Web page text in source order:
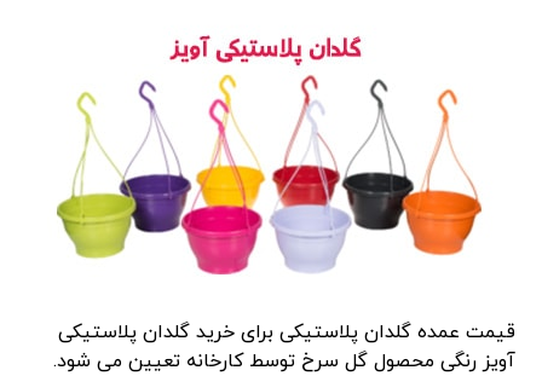
قیمت عمده گلدان پلاستیکی برای خرید گلدان پلاستیکی
آویز رنگی محصول گل سرخ توسط کارخانه تعیین می شود.